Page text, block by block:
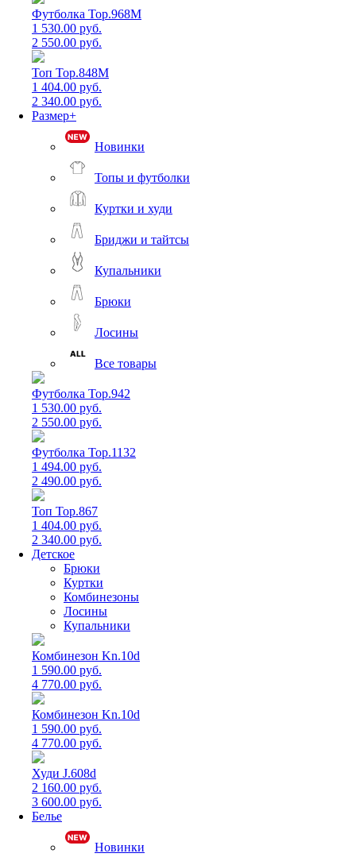
Футболка Top.968M
1 530.00 руб.
2 550.00 руб.
Топ Top.848M
1 404.00 руб.
2 340.00 руб.
Размер+
Новинки
Топы и футболки
Куртки и худи
Бриджи и тайтсы
Купальники
Брюки
Лосины
Все товары
Футболка Top.942
1 530.00 руб.
2 550.00 руб.
Футболка Top.1132
1 494.00 руб.
2 490.00 руб.
Топ Top.867
1 404.00 руб.
2 340.00 руб.
Детское
Брюки
Куртки
Комбинезоны
Лосины
Купальники
Комбинезон Kn.10d
1 590.00 руб.
4 770.00 руб.
Комбинезон Kn.10d
1 590.00 руб.
4 770.00 руб.
Худи J.608d
2 160.00 руб.
3 600.00 руб.
Белье
Новинки